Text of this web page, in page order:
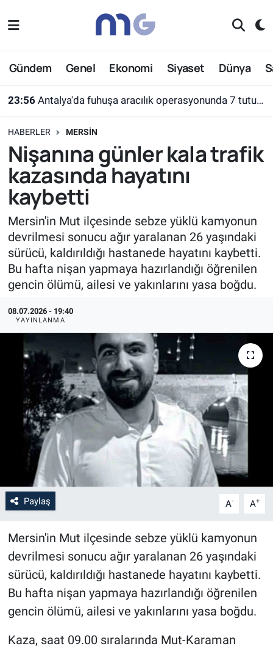
Gündem Genel Ekonomi Siyaset Dünya
23:56 Antalya'da fuhuşa aracılık operasyonunda 7 tutuklama
HABERLER MERSIN
Nişanına günler kala trafik
kazasında hayatını
kaybetti
Mersin'in Mut ilçesinde sebze yüklü kamyonun
devrilmesi sonucu ağır yaralanan 26 yaşındaki
sürücü, kaldırıldığı hastanede hayatını kaybetti.
Bu hafta nişan yapmaya hazırlandığı öğrenilen
gencin ölümü, ailesi ve yakınlarını yasa boğdu.
08.07.2026 - 19:40
YAYINLANMA
Paylaş A- A+
Mersin'in Mut ilçesinde sebze yüklü kamyonun
devrilmesi sonucu ağır yaralanan 26 yaşındaki
sürücü, kaldırıldığı hastanede hayatını kaybetti.
Bu hafta nişan yapmaya hazırlandığı öğrenilen
gencin ölümü, ailesi ve yakınlarını yasa boğdu.
Kaza, saat 09.00 sıralarında Mut-Karaman
İstanbul Namaz Vakitleri
Süper Lig Puan Durumu ve Fikstür
Tüm Manşetler
Son Dakika Haberleri
Haber Arşivi